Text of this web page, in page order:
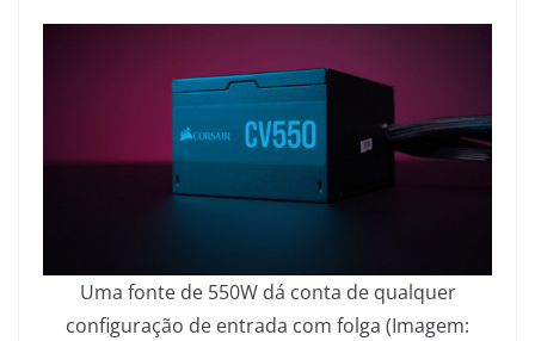
Uma fonte de 550W dá conta de qualquer
configuração de entrada com folga (Imagem: